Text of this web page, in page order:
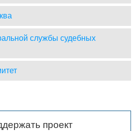
службы судебных
проект